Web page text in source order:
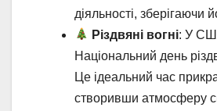
діяльності, зберігаючи
Різдвяні вогні: У
Національний день
Це ідеальний час
створивши атмосферу